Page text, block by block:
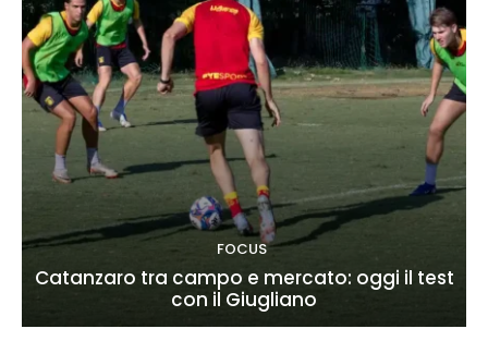
FOCUS
Catanzaro tra campo e mercato: oggi il test
con il Giugliano